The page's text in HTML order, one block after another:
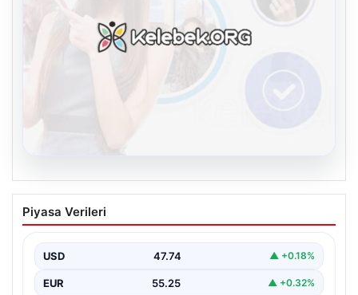
Kelebek.Org İle Sanal İletişimin Seviyeli
Adresi Ve Muhabbet Deneyimi
oluşturması kritik bir önem barındırmaktadır. Güncel
olarak…
Piyasa Verileri
USD 47.74 ▲ +0.18%
EUR 55.25 ▲ +0.32%